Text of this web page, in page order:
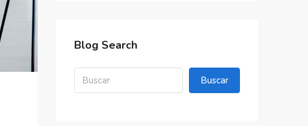
Blog Search
Buscar